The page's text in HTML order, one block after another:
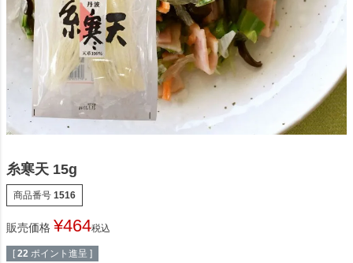
糸寒天 15g
商品番号 1516
販売価格 ¥464税込
[ 22 ポイント進呈 ]